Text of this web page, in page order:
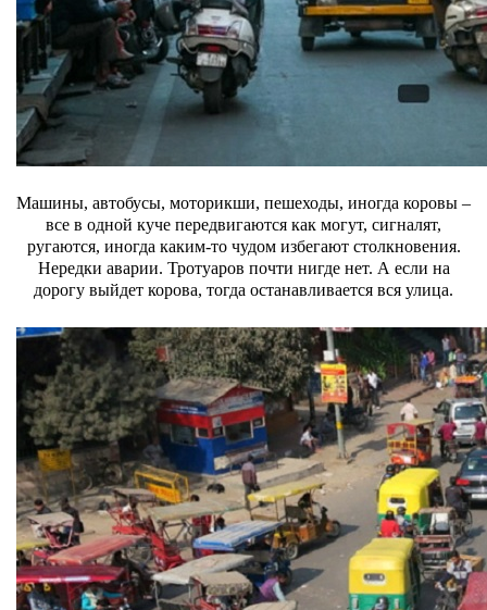
Машины, автобусы, моторикши, пешеходы, иногда коровы –
все в одной куче передвигаются как могут, сигналят,
ругаются, иногда каким-то чудом избегают столкновения.
Нередки аварии. Тротуаров почти нигде нет. А если на
дорогу выйдет корова, тогда останавливается вся улица.